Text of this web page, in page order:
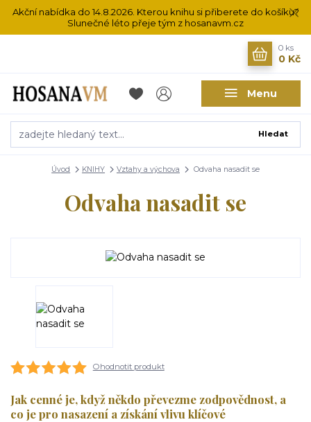
Akční nabídka do 14.8.2026. Kterou knihu si přiberete do košíku?
Slunečné léto přeje tým z hosanavm.cz
Menu
Hledat
0 ks
0 Kč
Úvod KNIHY Vztahy a výchova Odvaha nasadit se
Odvaha nasadit se
Ohodnotit produkt
Jak cenné je, když někdo převezme zodpovědnost, a
co je pro nasazení a získání vlivu klíčové